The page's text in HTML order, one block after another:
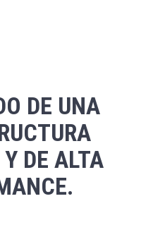
DE UNA
DE ALTA